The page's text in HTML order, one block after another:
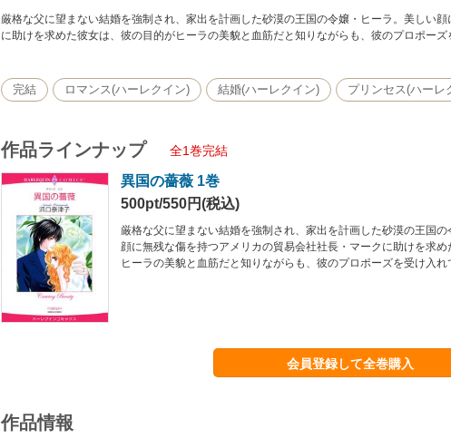
厳格な父に望まない結婚を強制され、家出を計画した砂漠の王国の令嬢・ヒーラ。美しい
に助けを求めた彼女は、彼の目的がヒーラの美貌と血筋だと知りながらも、彼のプロポー
完結 ロマンス(ハーレクイン) 結婚(ハーレクイン) プリンセス(ハーレ
作品ラインナップ 全1巻完結
異国の薔薇 1巻
500pt/550円(税込)
厳格な父に望まない結婚を強制され、家出を計画した砂漠の王国
顔に無残な傷を持つアメリカの貿易会社社長・マークに助けを求
ヒーラの美貌と血筋だと知りながらも、彼のプロポーズを受け入れ
会員登録して全巻購入
作品情報